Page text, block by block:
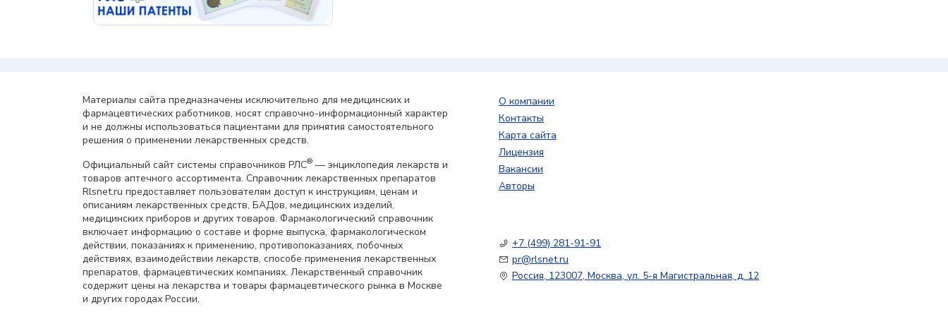
Материалы сайта предназначены исключительно для медицинских и
фармацевтических работников, носят справочно-информационный характер
и не должны использоваться пациентами для принятия самостоятельного
решения о применении лекарственных средств.
Официальный сайт системы справочников РЛС® — энциклопедия лекарств и
товаров аптечного ассортимента. Справочник лекарственных препаратов
Rlsnet.ru предоставляет пользователям доступ к инструкциям, ценам и
описаниям лекарственных средств, БАДов, медицинских изделий,
медицинских приборов и других товаров. Фармакологический справочник
включает информацию о составе и форме выпуска, фармакологическом
действии, показаниях к применению, противопоказаниях, побочных
действиях, взаимодействии лекарств, способе применения лекарственных
препаратов, фармацевтических компаниях. Лекарственный справочник
содержит цены на лекарства и товары фармацевтического рынка в Москве
и других городах России.
О компании
Контакты
Карта сайта
Лицензия
Вакансии
Авторы
+7 (499) 281-91-91
pr@rlsnet.ru
Россия, 123007, Москва, ул. 5-я Магистральная, д. 12